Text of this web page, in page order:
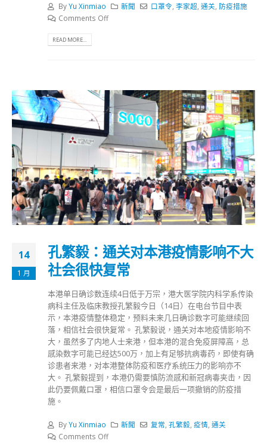
ByYu Xinmiao 新聞 口罩令 ,李家超 ,通关 防疫措施
Comments Off
READ MORE...
14
1 月
孔繁毅：通关对本港疫情影响不大
社会很快复常
本港单日确诊数连续4日低于万宗，港大医学院内科学系传染
病科主任及临床教授孔繁毅今日（14日）在电台节目中表
示，本港疫情整体稳定，预料未来几日确诊数字可能继续回
落，相信社会很快复常。 孔繁毅说，通关对本地疫情影响不
大，虽然多了内地人士来港，但本港的混合免疫屏障高，总
感染数字可能已经达500万，加上有足够抗病毒药，即使有确
诊患者来港，对本港整体防疫和医疗系统压力的影响亦不
大。 孔繁毅提到，本港仍需要慎防流感和新冠病毒夹击，因
此仍要佩戴口罩，相信口罩令会是最后一项撤销的防疫措
施。
ByYu Xinmiao 新聞 复常 ,孔繁毅 ,疫情 ,通关
Comments Off